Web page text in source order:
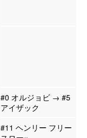
#0 オルジョビ → #5
アイザック
#11 ヘンリー フリー